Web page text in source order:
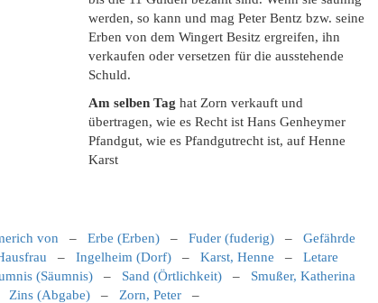
werden, so kann und mag Peter Bentz bzw. seine
Erben von dem Wingert Besitz ergreifen, ihn
verkaufen oder versetzen für die ausstehende
Schuld.
Am selben Tag hat Zorn verkauft und
übertragen, wie es Recht ist Hans Genheymer
Pfandgut, wie es Pfandgutrecht ist, auf Henne
Karst
von – Erbe (Erben) – Fuder (fuderig) – Gefährde
– Ingelheim (Dorf) – Karst, Henne – Letare
(Säumnis) – Sand (Örtlichkeit) – Smußer, Katherina
Zins (Abgabe) – Zorn, Peter –